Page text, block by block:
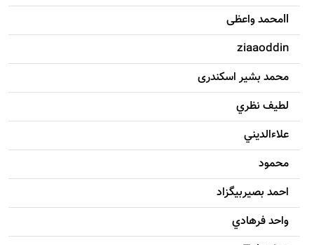
llمحمد واعظی
ziaaoddin
محمد بشیر اسکندری
لطيف نظري
علاءالديني
محمود
احمد بصيربيگزاد
واحد فرهادي